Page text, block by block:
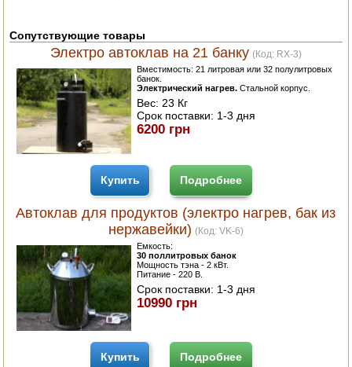
ОРЕХОКОЛЫ
Сопутствующие товары
Электро автоклав на 21 банку (Код: RX-3)
Вместимость: 21 литровая или 32 полулитровых
банок.
Электрический нагрев.Стальной корпус.
Вес:23 Кг
Срок поставки: 1-3 дня
6200 грн
Купить Подробнее
Автоклав для продуктов (электро нагрев, бак из
нержавейки) (Код: VK-6)
Емкость:
30 поллитровых банок
Мощность тэна - 2 кВт.
Питание - 220 В.
Срок поставки: 1-3 дня
10990 грн
Купить Подробнее